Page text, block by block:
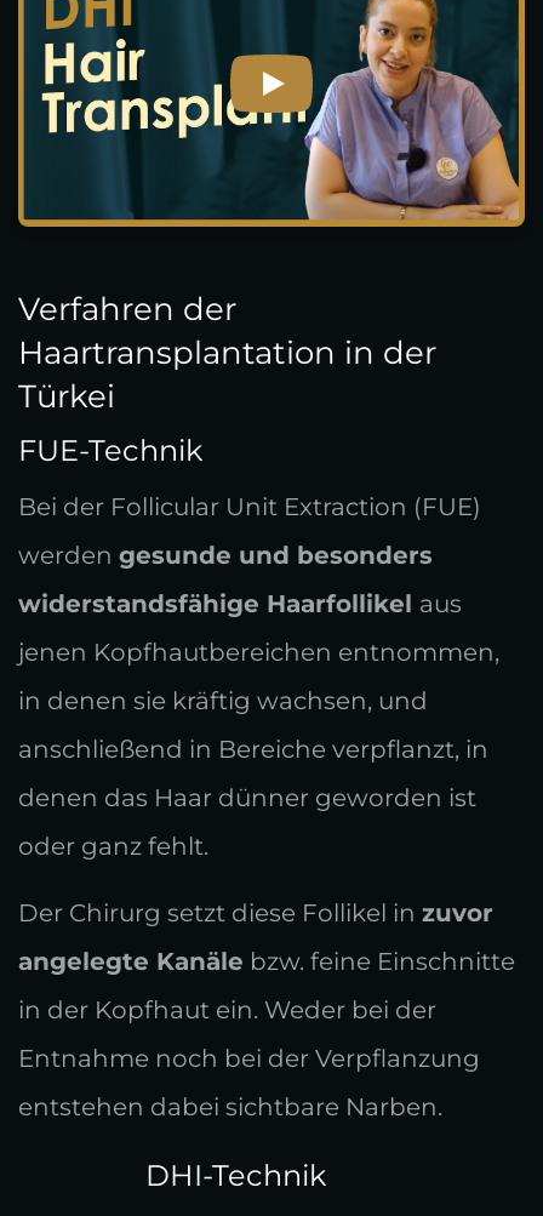
Verfahren der
Haartransplantation in der
Türkei
FUE-Technik
Bei der Follicular Unit Extraction (FUE)
werden gesunde und besonders
widerstandsfähige Haarfollikel aus
jenen Kopfhautbereichen entnommen,
in denen sie kräftig wachsen, und
anschließend in Bereiche verpflanzt, in
denen das Haar dünner geworden ist
oder ganz fehlt.
Der Chirurg setzt diese Follikel in zuvor
angelegte Kanäle bzw. feine Einschnitte
in der Kopfhaut ein. Weder bei der
Entnahme noch bei der Verpflanzung
entstehen dabei sichtbare Narben.
DHI-Technik